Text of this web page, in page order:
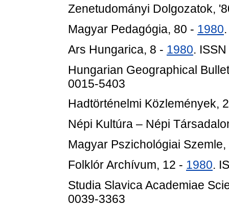
Zenetudományi Dolgozatok,
Magyar Pedagógia, 80 - 1980.
Ars Hungarica, 8 - 1980.
Hungarian Geographical
0015-5403
Hadtörténelmi Közlemények,
Népi Kultúra – Népi
Magyar Pszichológiai
Folklór Archívum, 12 - 1980.
Studia Slavica Academiae
0039-3363